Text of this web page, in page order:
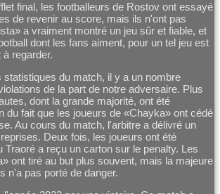
final, les footballeurs de Rostov ont essayé
de revenir au score, mais ils n'ont pas
a vraiment montré un jeu sûr et fiable, et
dont les fans aiment, pour un tel jeu est
regarder.
statistiques du match, il y a un nombre
de la part de notre adversaire. Plus
dont la grande majorité, ont été
du fait que les joueurs de «Chayka» ont cédé
Au cours du match, l'arbitre a délivré un
Deux fois, les joueurs ont été
Traoré a reçu un carton sur le penalty. Les
ont tiré au but plus souvent, mais la majeure
n'a pas porté de danger.